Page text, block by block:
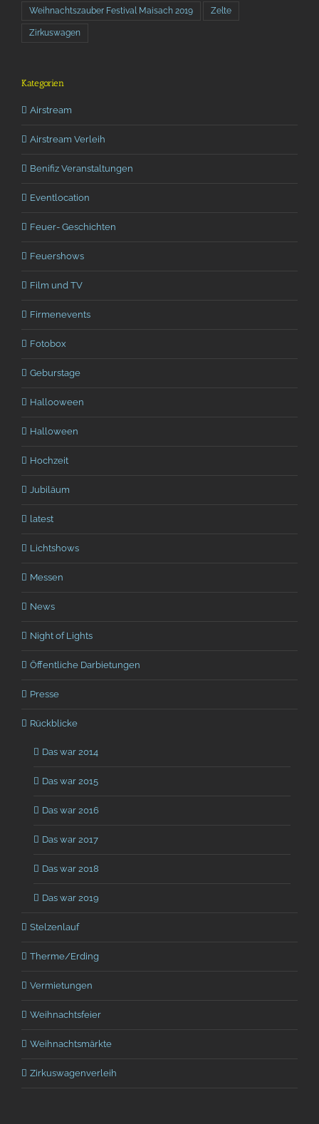
Weihnachtszauber Festival Maisach 2019 Zelte
Zirkuswagen
Kategorien
Airstream
Airstream Verleih
Benifiz Veranstaltungen
Eventlocation
Feuer- Geschichten
Feuershows
Film und TV
Firmenevents
Fotobox
Geburstage
Hallooween
Halloween
Hochzeit
Jubiläum
latest
Lichtshows
Messen
News
Night of Lights
Öffentliche Darbietungen
Presse
Rückblicke
Das war 2014
Das war 2015
Das war 2016
Das war 2017
Das war 2018
Das war 2019
Stelzenlauf
Therme/Erding
Vermietungen
Weihnachtsfeier
Weihnachtsmärkte
Zirkuswagenverleih